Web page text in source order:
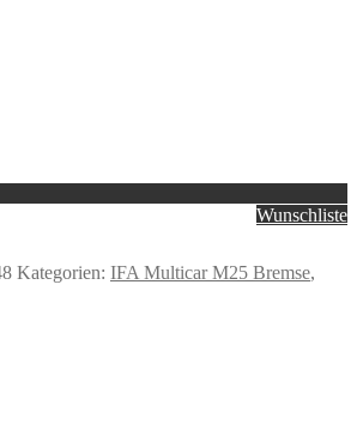
Wunschliste
Kategorien: IFA Multicar M25 Bremse,